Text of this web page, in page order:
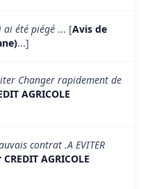
ai été piégé ... [Avis de
...]
Changer rapidement de
AGRICOLE
contrat .A EVITER
AGRICOLE